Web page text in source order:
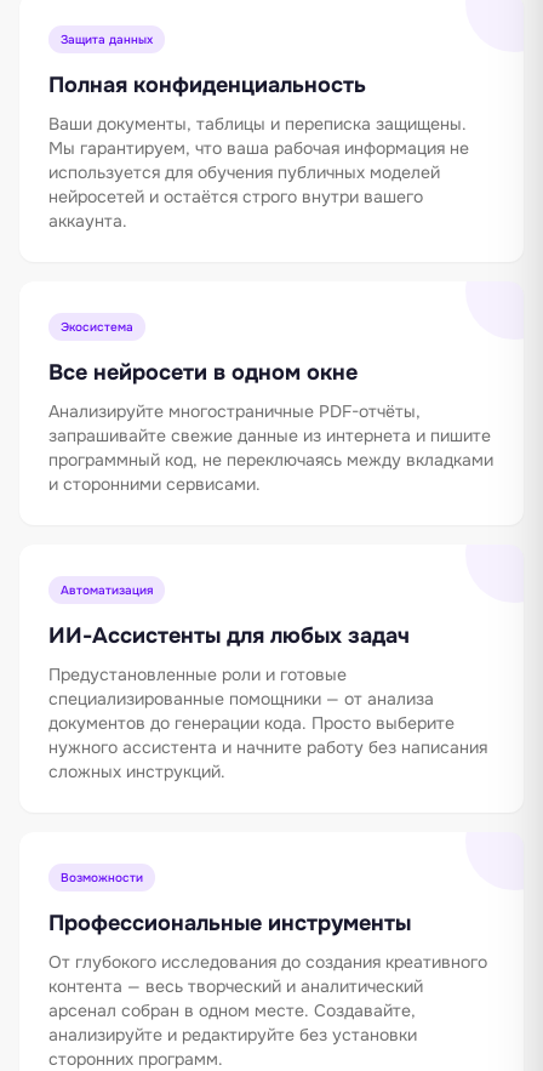
Защита данных
Полная конфиденциальность
Ваши документы, таблицы и переписка защищены.
Мы гарантируем, что ваша рабочая информация не
используется для обучения публичных моделей
нейросетей и остаётся строго внутри вашего
аккаунта.
Экосистема
Все нейросети в одном окне
Анализируйте многостраничные PDF-отчёты,
запрашивайте свежие данные из интернета и пишите
программный код, не переключаясь между вкладками
и сторонними сервисами.
Автоматизация
ИИ-Ассистенты для любых задач
Предустановленные роли и готовые
специализированные помощники — от анализа
документов до генерации кода. Просто выберите
нужного ассистента и начните работу без написания
сложных инструкций.
Возможности
Профессиональные инструменты
От глубокого исследования до создания креативного
контента — весь творческий и аналитический
арсенал собран в одном месте. Создавайте,
анализируйте и редактируйте без установки
сторонних программ.